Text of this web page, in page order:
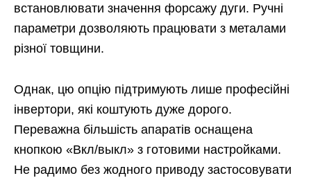
встановлювати значення форсажу дуги. Ручні
параметри дозволяють працювати з металами
різної товщини.
Однак, цю опцію підтримують лише професійні
інвертори, які коштують дуже дорого.
Переважна більшість апаратів оснащена
кнопкою «Вкл/выкл» з готовими настройками.
Не радимо без жодного приводу застосовувати